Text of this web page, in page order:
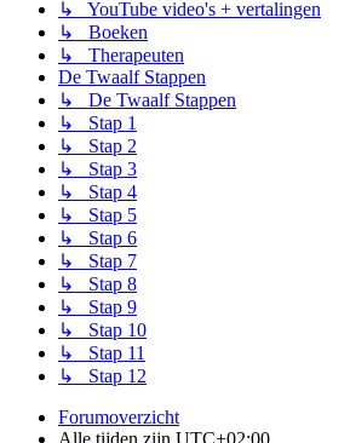
↳ YouTube video's + vertalingen
↳ Boeken
↳ Therapeuten
De Twaalf Stappen
↳ De Twaalf Stappen
↳ Stap 1
↳ Stap 2
↳ Stap 3
↳ Stap 4
↳ Stap 5
↳ Stap 6
↳ Stap 7
↳ Stap 8
↳ Stap 9
↳ Stap 10
↳ Stap 11
↳ Stap 12
Forumoverzicht
Alle tijden zijn UTC+02:00